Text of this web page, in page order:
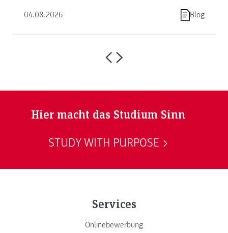
04.08.2026 Blog
Hier macht das Studium Sinn
STUDY WITH PURPOSE
Services
Onlinebewerbung